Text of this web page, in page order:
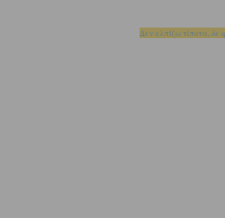
Δεν ελπίζω τίποτα, δε